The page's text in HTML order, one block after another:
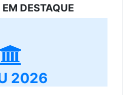
DESTAQUE
2026